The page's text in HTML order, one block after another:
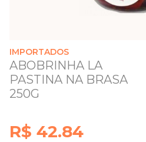
IMPORTADOS
ABOBRINHA LA
PASTINA NA BRASA
250G
R$ 42.84